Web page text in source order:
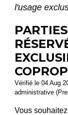
l'usage
Vérifié le 04 Aug
administrative
Vous